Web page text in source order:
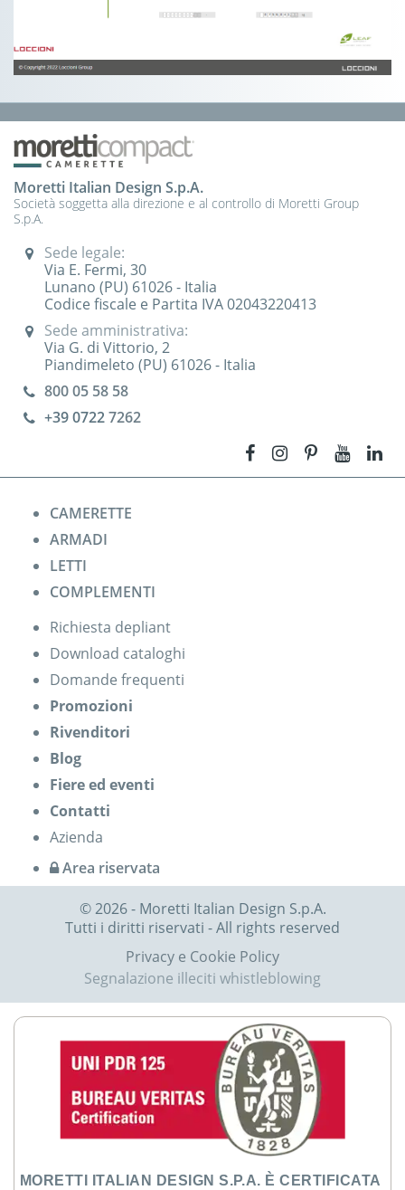
Moretti Italian Design S.p.A.
Società soggetta alla direzione e al controllo di Moretti Group
S.p.A.
Sede legale:
Via E. Fermi, 30
Lunano (PU) 61026 - Italia
Codice fiscale e Partita IVA 02043220413
Sede amministrativa:
Via G. di Vittorio, 2
Piandimeleto (PU) 61026 - Italia
800 05 58 58
+39 07227262
CAMERETTE
ARMADI
LETTI
COMPLEMENTI
Richiesta depliant
Download cataloghi
Domande frequenti
Promozioni
Rivenditori
Blog
Fiere ed eventi
Contatti
Azienda
Area riservata
© 2026 - Moretti Italian Design S.p.A.
Tutti i diritti riservati - All rights reserved
Privacy e Cookie Policy
Segnalazione illeciti whistleblowing
MORETTI ITALIAN DESIGN S.P.A. È CERTIFICATA